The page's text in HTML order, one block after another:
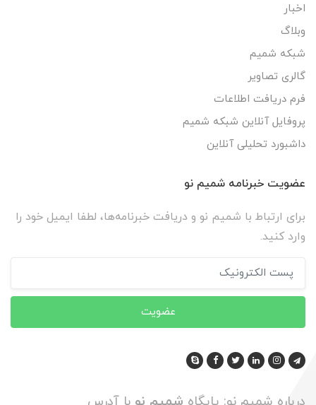
اخبار
وبلاگ
شبکه شمیم
گالری تصاویر
فرم دریافت اطلاعات
پروفایل آنلاین شبکه شمیم
داشبورد تحلیلی آنلاین
عضویت خبرنامه شمیم نو
برای ارتباط با شمیم نو و دریافت خبرنامه‌ها، لطفا ایمیل خود را
وارد کنید.
عضویت